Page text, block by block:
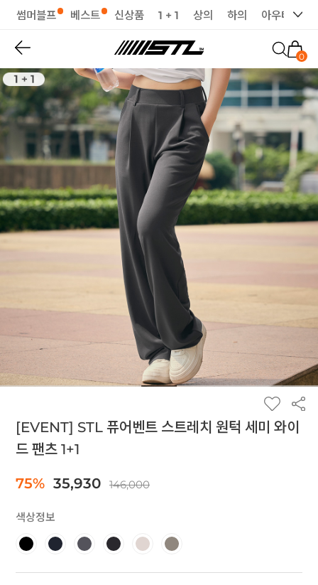
썸머블프 베스트 신상품 1 + 1 상의 하의 아우터
0
[EVENT] STL 퓨어벤트 스트레치 원턱 세미 와이
드 팬츠 1+1
75% 35,930 146,000
색상정보